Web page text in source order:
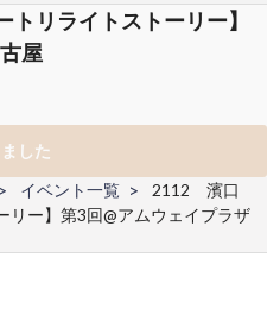
リライトストーリー】
屋
した
イベント一覧
2112 濱口
リー】第3回@アムウェイプラザ